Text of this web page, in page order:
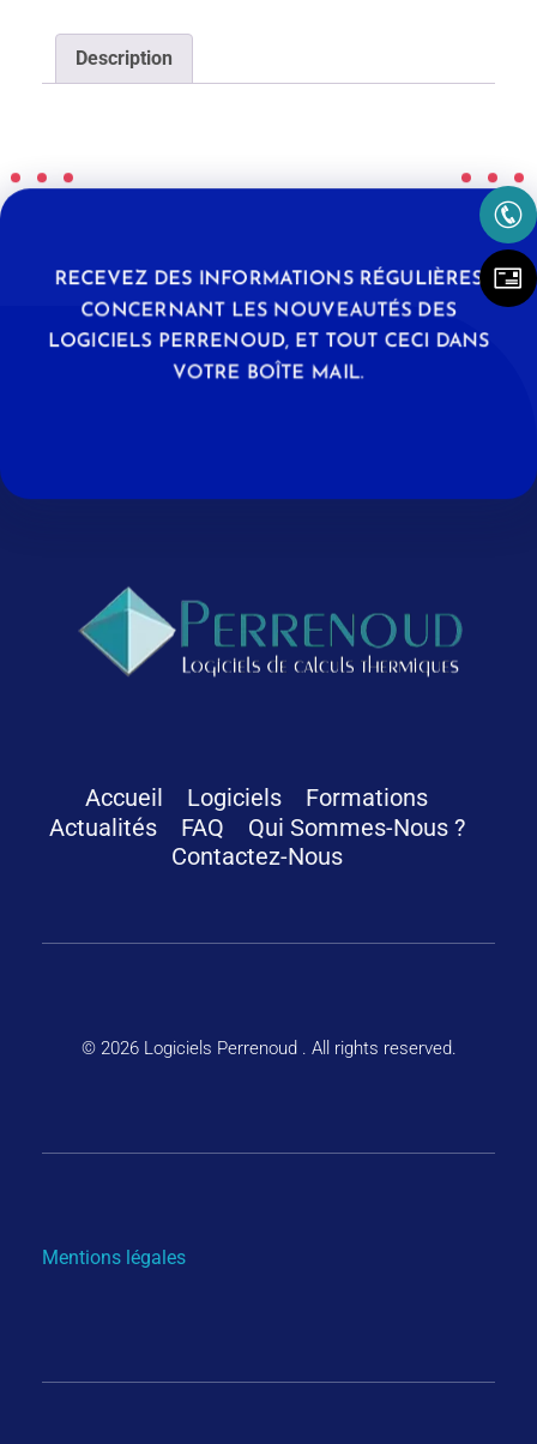
Description
RECEVEZ DES INFORMATIONS RÉGULIÈRES
CONCERNANT LES NOUVEAUTÉS DES
LOGICIELS PERRENOUD, ET TOUT CECI DANS
VOTRE BOÎTE MAIL.
Accueil Logiciels
Formations
Actualités
FAQ
Qui Sommes-Nous ?
Contactez-Nous
© 2026 Logiciels Perrenoud . All rights reserved.
Mentions légales